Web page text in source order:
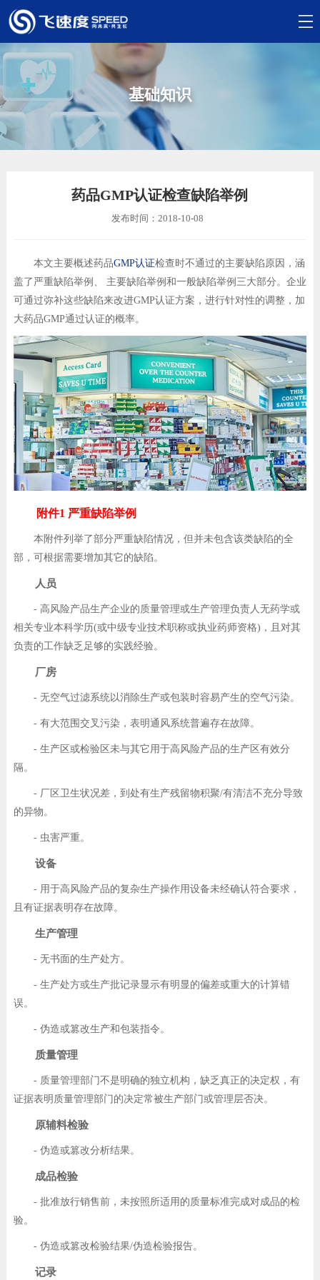
基础知识
药品GMP认证检查缺陷举例
发布时间：2018-10-08
本文主要概述药品GMP认证检查时不通过的主要缺陷原因，涵
盖了严重缺陷举例、 主要缺陷举例和一般缺陷举例三大部分。企业
可通过弥补这些缺陷来改进GMP认证方案，进行针对性的调整，加
大药品GMP通过认证的概率。
附件1 严重缺陷举例
本附件列举了部分严重缺陷情况，但并未包含该类缺陷的全
部，可根据需要增加其它的缺陷。
人员
- 高风险产品生产企业的质量管理或生产管理负责人无药学或
相关专业本科学历(或中级专业技术职称或执业药师资格)，且对其
负责的工作缺乏足够的实践经验。
厂房
- 无空气过滤系统以消除生产或包装时容易产生的空气污染。
- 有大范围交叉污染，表明通风系统普遍存在故障。
- 生产区或检验区未与其它用于高风险产品的生产区有效分
隔。
- 厂区卫生状况差，到处有生产残留物积聚/有清洁不充分导致
的异物。
- 虫害严重。
设备
- 用于高风险产品的复杂生产操作用设备未经确认符合要求，
且有证据表明存在故障。
生产管理
- 无书面的生产处方。
- 生产处方或生产批记录显示有明显的偏差或重大的计算错
误。
- 伪造或篡改生产和包装指令。
质量管理
- 质量管理部门不是明确的独立机构，缺乏真正的决定权，有
证据表明质量管理部门的决定常被生产部门或管理层否决。
原辅料检验
- 伪造或篡改分析结果。
成品检验
- 批准放行销售前，未按照所适用的质量标准完成对成品的检
验。
- 伪造或篡改检验结果/伪造检验报告。
记录